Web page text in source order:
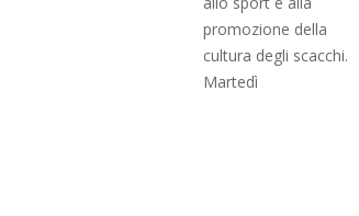
promozione della
cultura degli scacchi.
Martedì